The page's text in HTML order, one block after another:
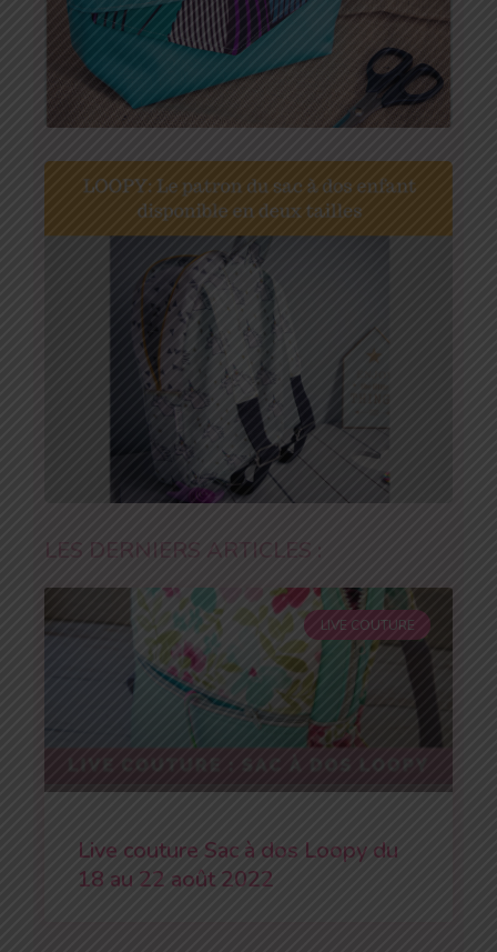
LES DERNIERS ARTICLES :
LIVE COUTURE
Live couture Sac à dos Loopy du
18 au 22 août 2022